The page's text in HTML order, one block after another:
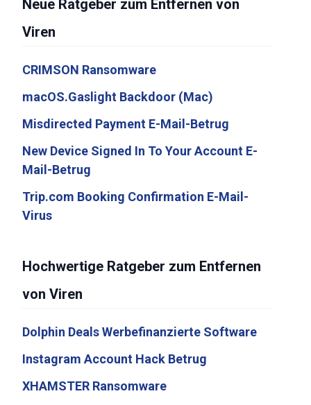
Neue Ratgeber zum Entfernen von
Viren
CRIMSON Ransomware
macOS.Gaslight Backdoor (Mac)
Misdirected Payment E-Mail-Betrug
New Device Signed In To Your Account E-
Mail-Betrug
Trip.com Booking Confirmation E-Mail-
Virus
Hochwertige Ratgeber zum Entfernen
von Viren
Dolphin Deals Werbefinanzierte Software
Instagram Account Hack Betrug
XHAMSTER Ransomware